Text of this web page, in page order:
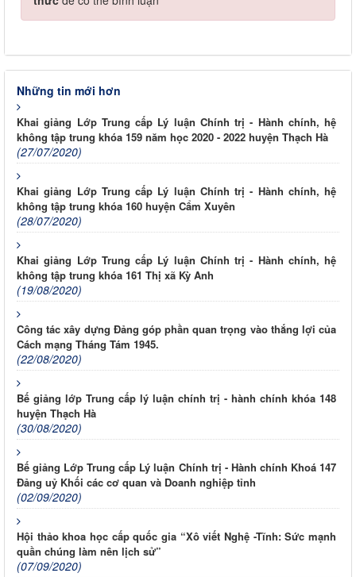
Những tin mới hơn
Khai giảng Lớp Trung cấp Lý luận Chính trị - Hành chính, hệ
không tập trung khóa 159 năm học 2020 - 2022 huyện Thạch Hà
(27/07/2020)
Khai giảng Lớp Trung cấp Lý luận Chính trị - Hành chính, hệ
không tập trung khóa 160 huyện Cẩm Xuyên
(28/07/2020)
Khai giảng Lớp Trung cấp Lý luận Chính trị - Hành chính, hệ
không tập trung khóa 161 Thị xã Kỳ Anh
(19/08/2020)
Công tác xây dựng Đảng góp phần quan trọng vào thắng lợi của
Cách mạng Tháng Tám 1945.
(22/08/2020)
Bế giảng lớp Trung cấp lý luận chính trị - hành chính khóa 148
huyện Thạch Hà
(30/08/2020)
Bế giảng Lớp Trung cấp Lý luận Chính trị - Hành chính Khoá 147
Đảng uỷ Khối các cơ quan và Doanh nghiệp tỉnh
(02/09/2020)
Hội thảo khoa học cấp quốc gia “Xô viết Nghệ -Tĩnh: Sức mạnh
quần chúng làm nên lịch sử”
(07/09/2020)